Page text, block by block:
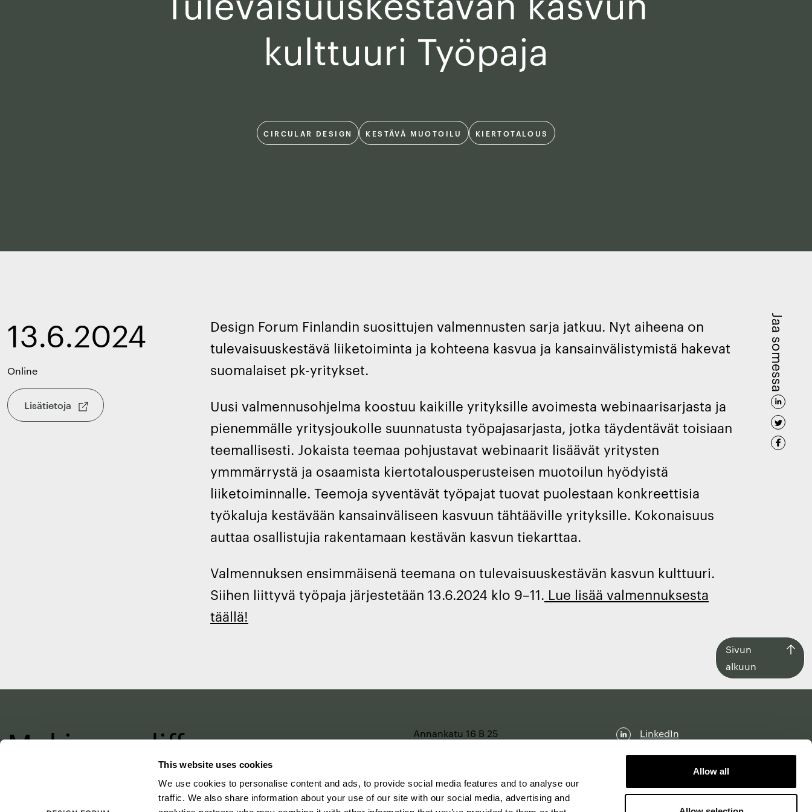
This website uses cookies
We use cookies to personalise content and ads, to provide social media features and to analyse our
traffic. We also share information about your use of our site with our social media, advertising and
Allow all
kulttuuri Työpaja
CIRCULAR DESIGN KESTÄVÄ MUOTOILU KIERTOTALOUS
Jaa somessa
13.6.2024
Online
Lisätietoja
Design Forum Finlandin suosittujen valmennusten sarja jatkuu. Nyt aiheena on
tulevaisuuskestävä liiketoiminta ja kohteena kasvua ja kansainvälistymistä hakevat
suomalaiset pk-yritykset.
Uusi valmennusohjelma koostuu kaikille yrityksille avoimesta webinaarisarjasta ja
pienemmälle yritysjoukolle suunnatusta työpajasarjasta, jotka täydentävät toisiaan
teemallisesti. Jokaista teemaa pohjustavat webinaarit lisäävät yritysten
ymmmärrystä ja osaamista kiertotalousperusteisen muotoilun hyödyistä
liiketoiminnalle. Teemoja syventävät työpajat tuovat puolestaan konkreettisia
työkaluja kestävään kansainväliseen kasvuun tähtääville yrityksille. Kokonaisuus
auttaa osallistujia rakentamaan kestävän kasvun tiekarttaa.
Valmennuksen ensimmäisenä teemana on tulevaisuuskestävän kasvun kulttuuri.
Siihen liittyvä työpaja järjestetään 13.6.2024 klo 9–11. Lue lisää valmennuksesta
täällä!
Sivun
alkuun
sivun
Making a difference
with design
–
Annankatu 16 B 25
Katso kartalla
LinkedIn
Facebook